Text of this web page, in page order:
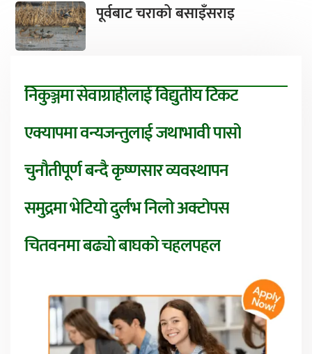
पूर्वबाट चराको बसाइँसराइ
निकुञ्जमा सेवाग्राहीलाई विद्युतीय टिकट
एक्यापमा वन्यजन्तुलाई जथाभावी पासो
चुनौतीपूर्ण बन्दै कृष्णसार व्यवस्थापन
समुद्रमा भेटियो दुर्लभ निलो अक्टोपस
चितवनमा बढ्यो बाघको चहलपहल